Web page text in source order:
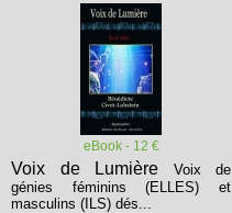
eBook - 12 €
Voix de Lumière
Voix de
génies féminins (ELLES) et
masculins (ILS) dés...